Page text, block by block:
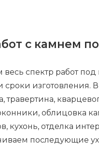
с камнем
спектр работ под
сроки изготовления.
облицовка
кухонь, отделка
последующие